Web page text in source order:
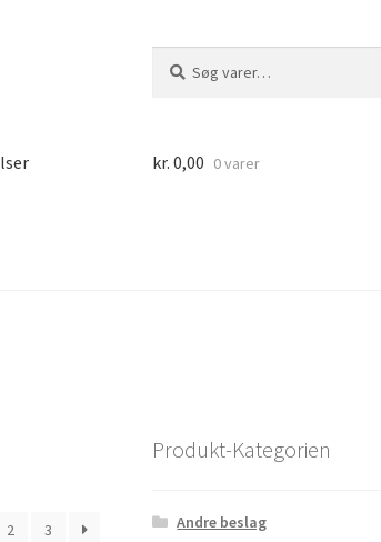
efter:
kr. 0,00 0 varer
2 3
Produkt-Kategorien
Andre beslag